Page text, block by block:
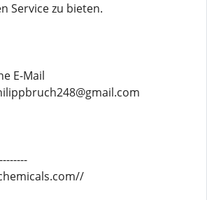
Service zu bieten.
E-Mail